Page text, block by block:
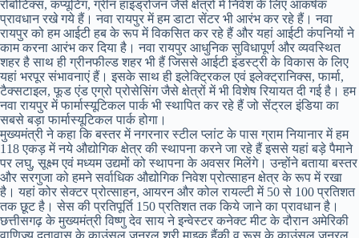
रोबोटिक्स, कंप्यूटिंग, ग्रीन हाइड्रोजन जैसे क्षेत्रों में निवेश के लिए आकर्षक
प्रावधान रखे गये हैं। नवा रायपुर में हम डाटा सेंटर भी आरंभ कर रहे हैं। नवा
रायपुर को हम आईटी हब के रूप में विकसित कर रहे हैं और यहां आईटी कंपनियों ने
काम करना आरंभ कर दिया है। नवा रायपुर आधुनिक सुविधापूर्ण और व्यवस्थित
शहर है साथ ही ग्रीनफील्ड शहर भी हैं जिससे आईटी इंडस्ट्री के विकास के लिए
यहां भरपूर संभावनाएं हैं। इसके साथ ही इलेक्ट्रिकल एवं इलेक्ट्रानिक्स, फार्मा,
टैक्सटाइल, फूड एंड एग्रो प्रोसेसिंग जैसे क्षेत्रों में भी विशेष रियायत दी गई है। हम
नवा रायपुर में फार्मास्यूटिकल पार्क भी स्थापित कर रहे हैं जो सेंट्रल इंडिया का
सबसे बड़ा फार्मास्यूटिकल पार्क होगा।
मुख्यमंत्री ने कहा कि बस्तर में नगरनार स्टील प्लांट के पास ग्राम नियानार में हम
118 एकड़ में नये औद्योगिक क्षेत्र की स्थापना करने जा रहे हैं इससे यहां बड़े पैमाने
पर लघु, सूक्ष्म एवं मध्यम उद्यमों को स्थापना के अवसर मिलेंगे। उन्होंने बताया बस्तर
और सरगुजा को हमने सर्वाधिक औद्योगिक निवेश प्रोत्साहन क्षेत्र के रूप में रखा
है। यहां कोर सेक्टर प्रोत्साहन, आयरन और कोल रायल्टी में 50 से 100 प्रतिशत
तक छूट है। सेस की प्रतिपूर्ति 150 प्रतिशत तक किये जाने का प्रावधान है।
छत्तीसगढ़ के मुख्यमंत्री विष्णु देव साय ने इन्वेस्टर कनेक्ट मीट के दौरान अमेरिकी